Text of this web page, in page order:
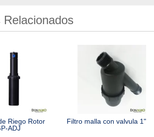
Relacionados
Riego Rotor
ADJ
Filtro malla con valvula 1"